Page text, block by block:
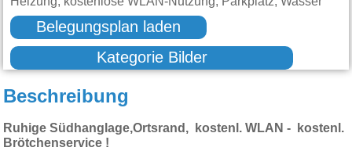
Belegungsplan laden
Kategorie Bilder
Beschreibung
Ruhige Südhanglage,Ortsrand, kostenl. WLAN - kostenl.
Brötchenservice !